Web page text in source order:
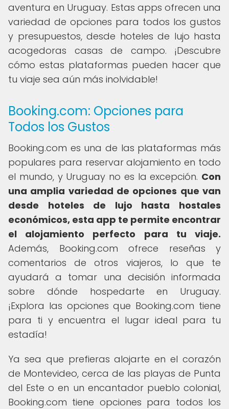
aventura en Uruguay. Estas apps ofrecen una
variedad de opciones para todos los gustos
y presupuestos, desde hoteles de lujo hasta
acogedoras casas de campo. ¡Descubre
cómo estas plataformas pueden hacer que
tu viaje sea aún más inolvidable!
Booking.com: Opciones para
Todos los Gustos
Booking.com es una de las plataformas más
populares para reservar alojamiento en todo
el mundo, y Uruguay no es la excepción. Con
una amplia variedad de opciones que van
desde hoteles de lujo hasta hostales
económicos, esta app te permite encontrar
el alojamiento perfecto para tu viaje.
Además, Booking.com ofrece reseñas y
comentarios de otros viajeros, lo que te
ayudará a tomar una decisión informada
sobre dónde hospedarte en Uruguay.
¡Explora las opciones que Booking.com tiene
para ti y encuentra el lugar ideal para tu
estadía!
Ya sea que prefieras alojarte en el corazón
de Montevideo, cerca de las playas de Punta
del Este o en un encantador pueblo colonial,
Booking.com tiene opciones para todos los